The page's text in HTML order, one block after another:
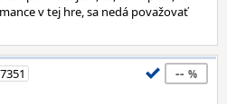
v tej hre, sa nedá považovať
7351
--